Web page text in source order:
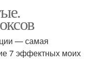
— самая
7 эффектных моих